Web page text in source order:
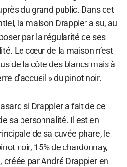
du grand public. Dans cet
la maison Drappier a su, au
par la régularité de ses
Le cœur de la maison n’est
de la côte des blancs mais à
d’accueil » du pinot noir.
si Drappier a fait de ce
sa personnalité. Il est en
de sa cuvée phare, le
noir, 15% de chardonnay,
créée par André Drappier en